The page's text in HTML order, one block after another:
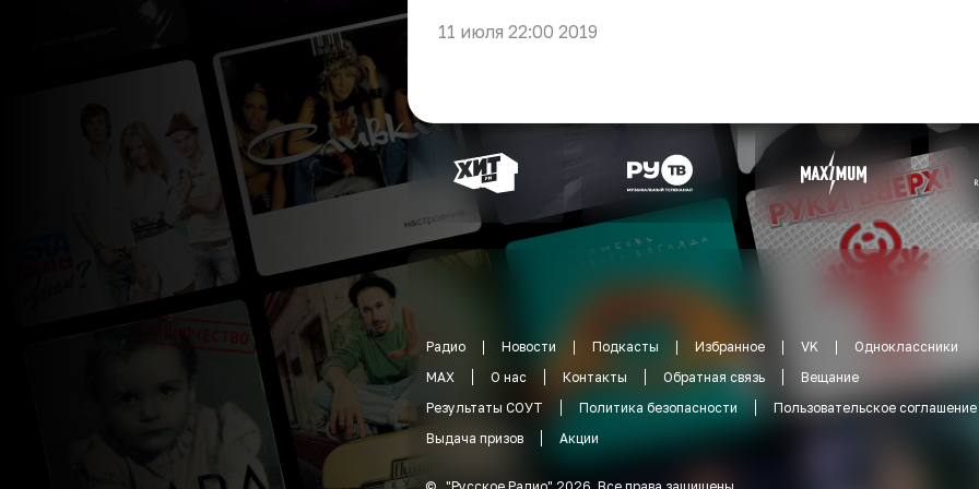
11 июля 22:00 2019
Радио Новости Подкасты Избранное VK
Одноклассники
MAX
О нас Контакты Обратная связь
Вещание
Результаты СОУТ
Политика безопасности
Пользовательское соглашение
Выдача призов
Акции